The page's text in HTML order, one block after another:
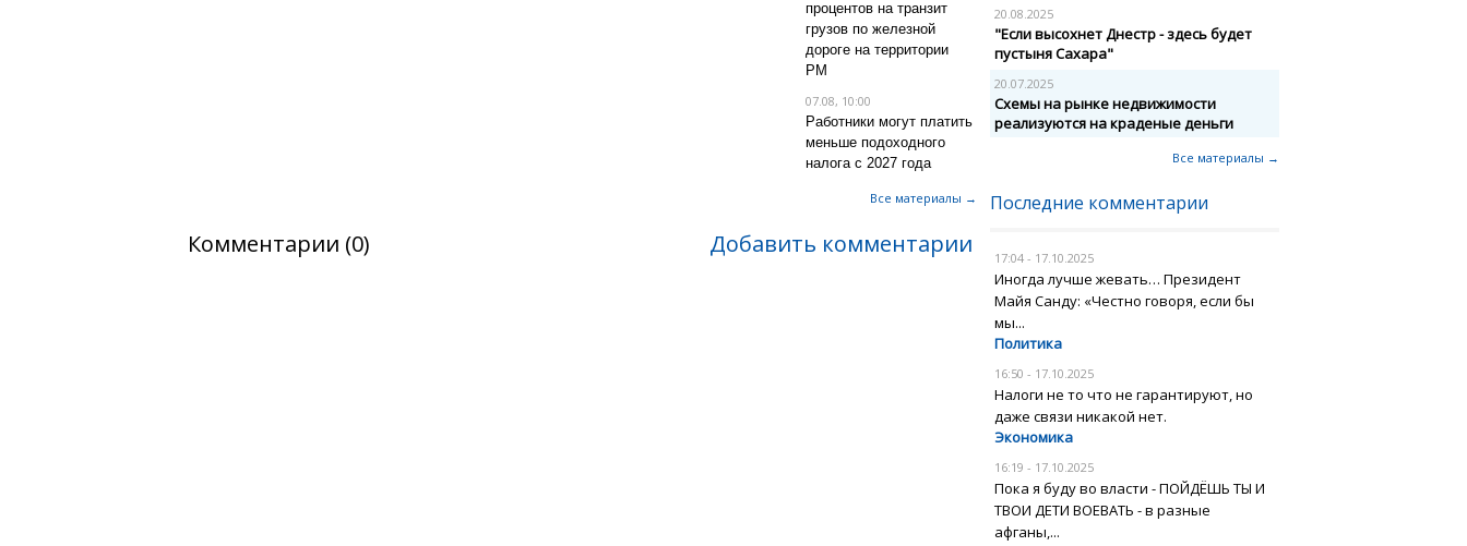
процентов на транзит
грузов по железной
дороге на территории
РМ
07.08, 10:00
Работники могут платить
меньше подоходного
налога с 2027 года
Все материалы →
Комментарии (0) Добавить комментарии
20.08.2025
"Если высохнет Днестр - здесь будет
пустыня Сахара"
20.07.2025
Схемы на рынке недвижимости
реализуются на краденые деньги
Все материалы →
Последние комментарии
17:04 - 17.10.2025
Иногда лучше жевать… Президент
Майя Санду: «Честно говоря, если бы
мы...
Политика
16:50 - 17.10.2025
Налоги не то что не гарантируют, но
даже связи никакой нет.
Экономика
16:19 - 17.10.2025
Пока я буду во власти - ПОЙДЁШЬ ТЫ И
ТВОИ ДЕТИ ВОЕВАТЬ - в разные
афганы,...